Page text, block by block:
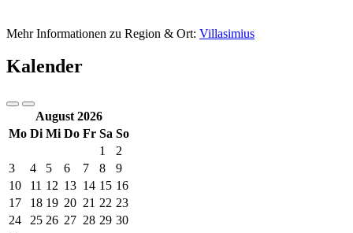
Mehr Informationen zu Region & Ort: Villasimius
Kalender
August 2026
Mo Di Mi Do Fr Sa So
1
2
3
4 5 6 7 8
9
10
11 12 13 14 15 16
17
18 19 20 21 22 23
24
25 26 27 28 29 30